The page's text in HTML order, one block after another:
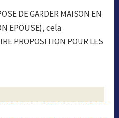
DE GARDER MAISON EN
EPOUSE), cela
PROPOSITION POUR LES